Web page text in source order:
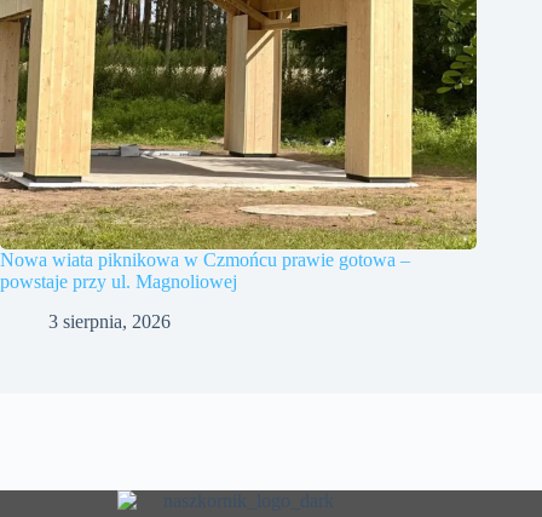
Nowa wiata piknikowa w Czmońcu prawie gotowa –
powstaje przy ul. Magnoliowej
3 sierpnia, 2026